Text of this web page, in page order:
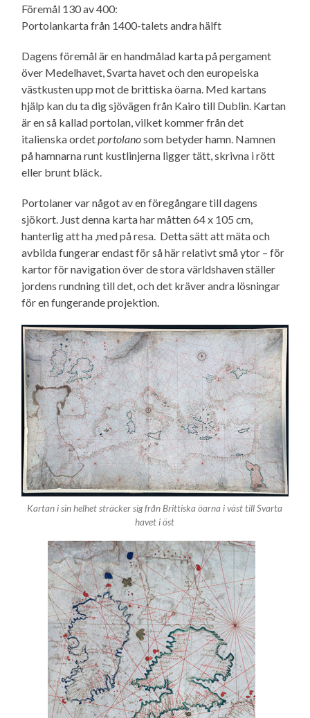
Föremål 130 av 400:
Portolankarta från 1400-talets andra hälft
Dagens föremål är en handmålad karta på pergament
över Medelhavet, Svarta havet och den europeiska
västkusten upp mot de brittiska öarna. Med kartans
hjälp kan du ta dig sjövägen från Kairo till Dublin. Kartan
är en så kallad portolan, vilket kommer från det
italienska ordet portolanosom betyder hamn. Namnen
på hamnarna runt kustlinjerna ligger tätt, skrivna i rött
eller brunt bläck.
Portolaner var något av en föregångare till dagens
sjökort. Just denna karta har måtten64 x 105 cm,
hanterlig att ha ,med på resa. Detta sätt att mäta och
avbilda fungerar endast för så här relativt små ytor – för
kartor för navigation över de stora världshaven ställer
jordens rundning till det, och det kräver andra lösningar
för en fungerande projektion.
Kartan i sin helhet sträcker sig från Brittiska öarna i väst till Svarta
havet i öst